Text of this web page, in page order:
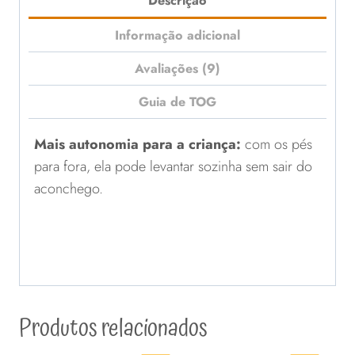
Informação adicional
Avaliações (9)
Guia de TOG
Mais autonomia para a criança: com os pés
para fora, ela pode levantar sozinha sem sair do
aconchego.
Produtos relacionados